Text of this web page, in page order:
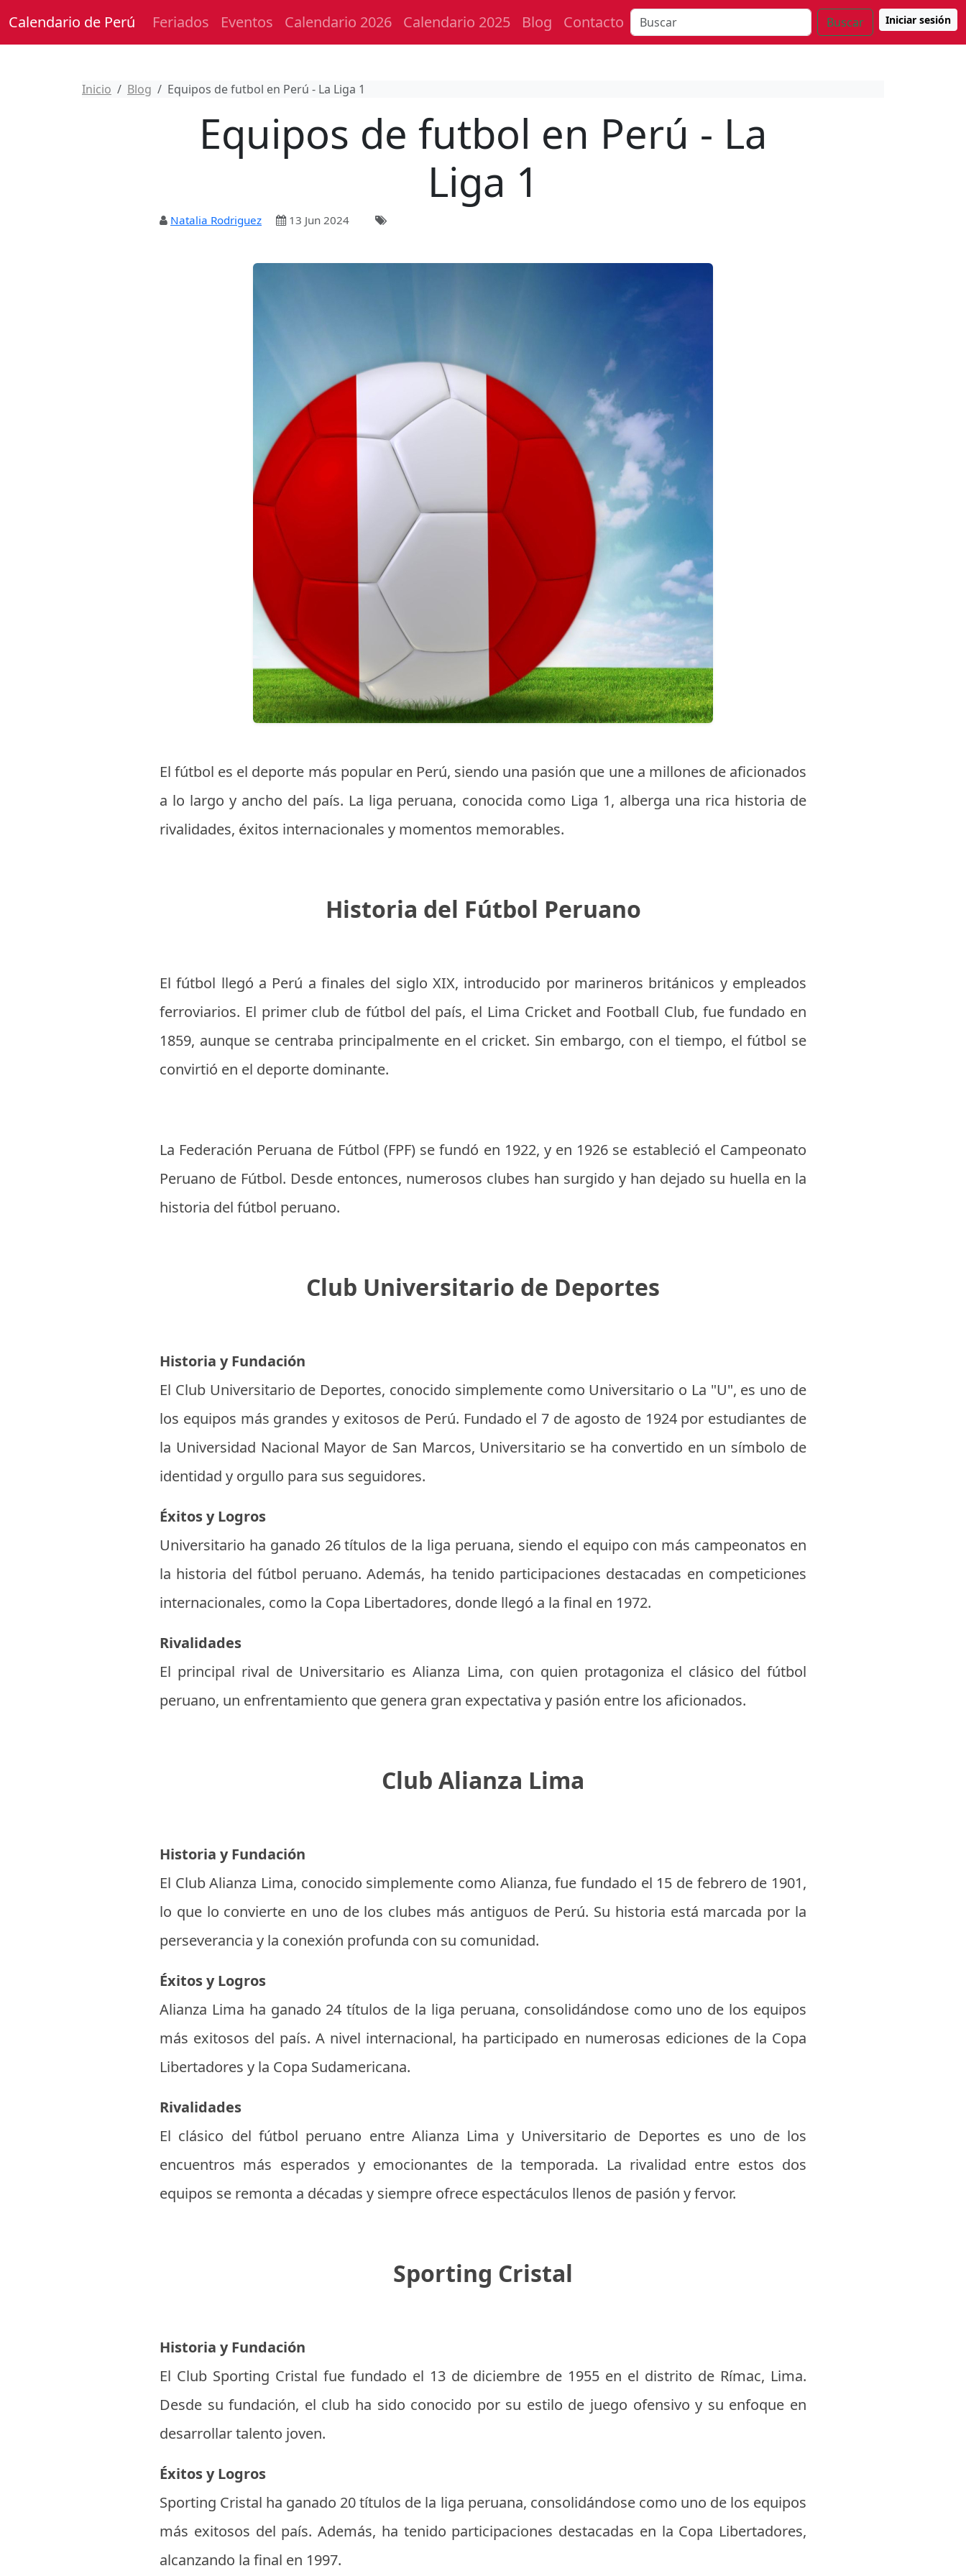
Calendario de Perú Feriados Eventos Calendario 2026 Calendario 2025 Blog Contacto Buscar Iniciar sesión
Inicio Blog Equipos de futbol en Perú - La Liga 1
Equipos de futbol en Perú - La
Liga 1
Natalia Rodriguez 13 Jun 2024
El fútbol es el deporte más popular en Perú, siendo una pasión que une a millones de aficionados
a lo largo y ancho del país. La liga peruana, conocida como Liga 1, alberga una rica historia de
rivalidades, éxitos internacionales y momentos memorables.
Historia del Fútbol Peruano
El fútbol llegó a Perú a finales del siglo XIX, introducido por marineros británicos y empleados
ferroviarios. El primer club de fútbol del país, el Lima Cricket and Football Club, fue fundado en
1859, aunque se centraba principalmente en el cricket. Sin embargo, con el tiempo, el fútbol se
convirtió en el deporte dominante.
La Federación Peruana de Fútbol (FPF) se fundó en 1922, y en 1926 se estableció el Campeonato
Peruano de Fútbol. Desde entonces, numerosos clubes han surgido y han dejado su huella en la
historia del fútbol peruano.
Club Universitario de Deportes
Historia y Fundación
El Club Universitario de Deportes, conocido simplemente como Universitario o La "U", es uno de
los equipos más grandes y exitosos de Perú. Fundado el 7 de agosto de 1924 por estudiantes de
la Universidad Nacional Mayor de San Marcos, Universitario se ha convertido en un símbolo de
identidad y orgullo para sus seguidores.
Éxitos y Logros
Universitario ha ganado 26 títulos de la liga peruana, siendo el equipo con más campeonatos en
la historia del fútbol peruano. Además, ha tenido participaciones destacadas en competiciones
internacionales, como la Copa Libertadores, donde llegó a la final en 1972.
Rivalidades
El principal rival de Universitario es Alianza Lima, con quien protagoniza el clásico del fútbol
peruano, un enfrentamiento que genera gran expectativa y pasión entre los aficionados.
Club Alianza Lima
Historia y Fundación
El Club Alianza Lima, conocido simplemente como Alianza, fue fundado el 15 de febrero de 1901,
lo que lo convierte en uno de los clubes más antiguos de Perú. Su historia está marcada por la
perseverancia y la conexión profunda con su comunidad.
Éxitos y Logros
Alianza Lima ha ganado 24 títulos de la liga peruana, consolidándose como uno de los equipos
más exitosos del país. A nivel internacional, ha participado en numerosas ediciones de la Copa
Libertadores y la Copa Sudamericana.
Rivalidades
El clásico del fútbol peruano entre Alianza Lima y Universitario de Deportes es uno de los
encuentros más esperados y emocionantes de la temporada. La rivalidad entre estos dos
equipos se remonta a décadas y siempre ofrece espectáculos llenos de pasión y fervor.
Sporting Cristal
Historia y Fundación
El Club Sporting Cristal fue fundado el 13 de diciembre de 1955 en el distrito de Rímac, Lima.
Desde su fundación, el club ha sido conocido por su estilo de juego ofensivo y su enfoque en
desarrollar talento joven.
Éxitos y Logros
Sporting Cristal ha ganado 20 títulos de la liga peruana, consolidándose como uno de los equipos
más exitosos del país. Además, ha tenido participaciones destacadas en la Copa Libertadores,
alcanzando la final en 1997.